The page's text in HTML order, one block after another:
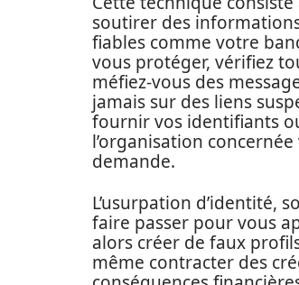
soutirer des
fiables comme votre
vous protéger, vérifiez
méfiez-vous des
jamais sur des liens
fournir vos identifiants
l’organisation
demande.
L’usurpation d’identité,
faire passer pour vous
alors créer de faux
même contracter des